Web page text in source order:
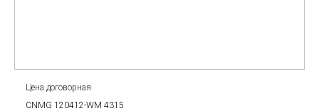
Цена договорная
CNMG 120412-WM 4315